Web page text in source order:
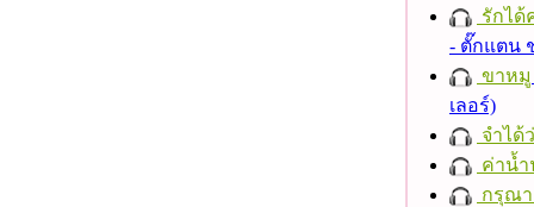
รักได้
- ตั๊กแตน
ขาหมู
เลอร์)
จำได้
ค่าน้
กรุณา